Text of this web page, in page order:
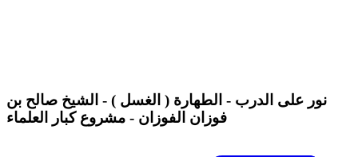
نور على الدرب - الطهارة ( الغسل ) - الشيخ صالح بن
فوزان الفوزان - مشروع كبار العلماء